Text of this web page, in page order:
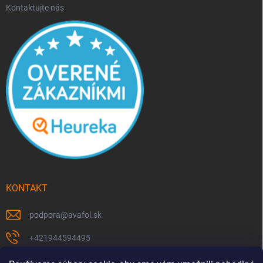
Kontaktujte nás
KONTAKT
podpora@avafol.sk
+421944594495
https://www.facebook.com/p/avafolsk-100091961793102/